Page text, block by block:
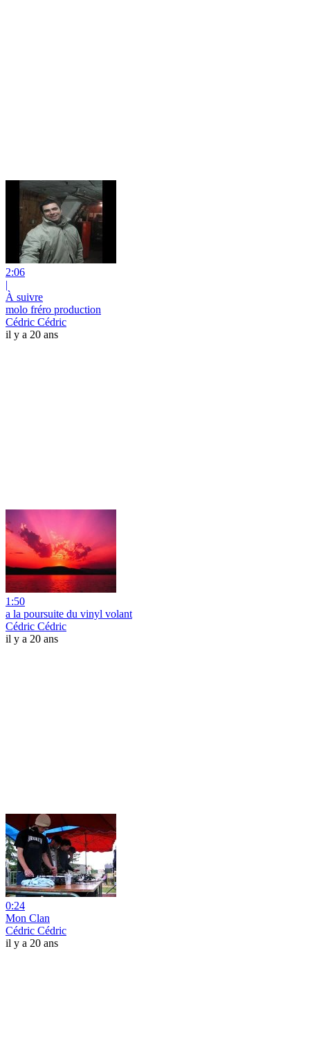
2:06
|
À suivre
molo fréro production
Cédric Cédric
il y a 20 ans
1:50
a la poursuite du vinyl volant
Cédric Cédric
il y a 20 ans
0:24
Mon Clan
Cédric Cédric
il y a 20 ans